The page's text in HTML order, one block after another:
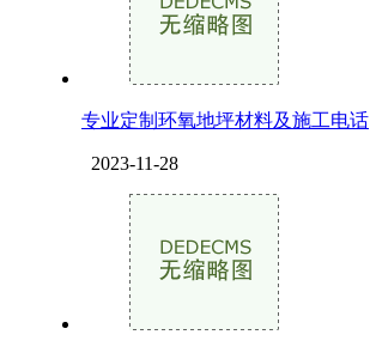
专业定制环氧地坪材料及施工电话
2023-11-28